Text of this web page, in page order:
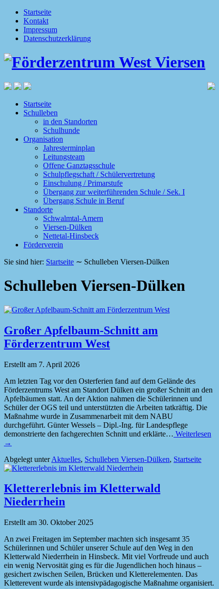
Startseite
Kontakt
Impressum
Datenschutzerklärung
Startseite
Schulleben
in den Standorten
Schulhunde
Organisation
Jahresterminplan
Leitungsteam
Offene Ganztagsschule
Schulpflegschaft / Schülervertretung
Einschulung / Primarstufe
Übergang zur weiterführenden Schule / Sek. I
Übergang Schule in Beruf
Standorte
Schwalmtal-Amern
Viersen-Dülken
Nettetal-Hinsbeck
Förderverein
Sie sind hier: Startseite ∼ Schulleben Viersen-Dülken
Schulleben Viersen-Dülken
Großer Apfelbaum-Schnitt am
Förderzentrum West
Erstellt am 7. April 2026
Am letzten Tag vor den Osterferien fand auf dem Gelände des
Förderzentrums West am Standort Dülken ein großer Schnitt an den
Apfelbäumen statt. An der Aktion nahmen die Schülerinnen und
Schüler der OGS teil und unterstützten die Arbeiten tatkräftig. Die
Maßnahme wurde in Zusammenarbeit mit dem NABU
durchgeführt. Günter Wessels – Dipl.-Ing. für Landespflege
demonstrierte den fachgerechten Schnitt und erklärte… Weiterlesen
→
Abgelegt unterAktuelles, Schulleben Viersen-Dülken, Startseite
Klettererlebnis im Kletterwald
Niederrhein
Erstellt am 30. Oktober 2025
An zwei Freitagen im September machten sich insgesamt 35
Schülerinnen und Schüler unserer Schule auf den Weg in den
Kletterwald Niederrhein in Hinsbeck. Mit viel Vorfreude und auch
ein wenig Nervosität ging es für die Jugendlichen hoch hinaus –
gesichert zwischen Seilen, Brücken und Kletterelementen. Das
Kletterevent wurde als intensivpädagogische Maßnahme organisiert.